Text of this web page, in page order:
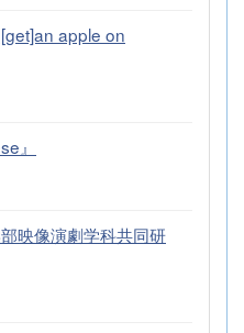
apple on
』
映像演劇学科共同研